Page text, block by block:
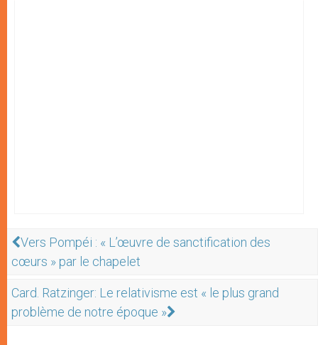
Vers Pompéi : « L’œuvre de sanctification des
cœurs » par le chapelet
Card. Ratzinger: Le relativisme est « le plus grand
problème de notre époque »